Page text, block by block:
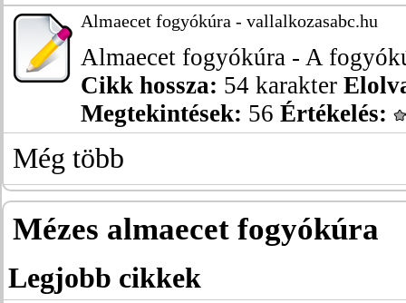
Almaecet fogyókúra - vallalkozasabc.hu
Almaecet fogyókúra - A
Cikk hossza: 54 karakter
Megtekintések: 56 Értékelés:
Még több
Mézes almaecet fogyókúra
Legjobb cikkek